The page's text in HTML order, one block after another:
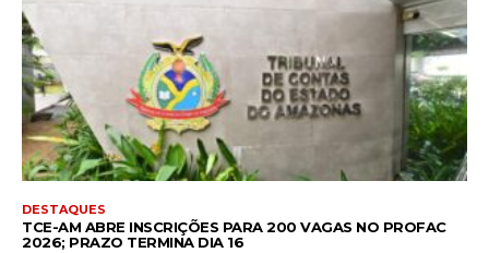
DESTAQUES
TCE-AM ABRE INSCRIÇÕES PARA 200 VAGAS NO PROFAC
2026; PRAZO TERMINA DIA 16